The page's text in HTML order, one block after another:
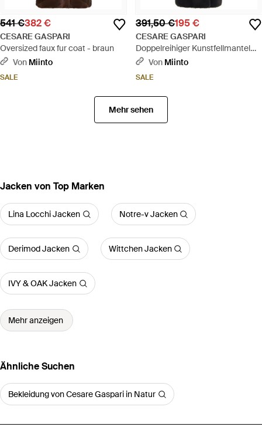
541 €382 €
CESARE GASPARI
Oversized faux fur coat - braun
Von Miinto
SALE
391,50 €195 €
CESARE GASPARI
Doppelreihiger Kunstfellmantel
Miriam Mit Knöpfen - Schwarz
Von Miinto
SALE
Mehr sehen
Jacken von Top Marken
Lina Locchi Jacken Notre-v Jacken
Derimod Jacken Wittchen Jacken
IVY & OAK Jacken
Mehr anzeigen
Ähnliche Suchen
Bekleidung von Cesare Gaspari in Natur